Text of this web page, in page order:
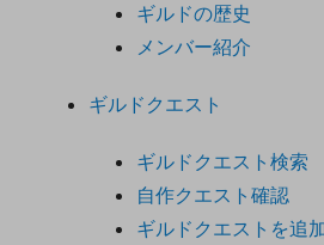
ギルドの歴史
メンバー紹介
ギルドクエスト
ギルドクエスト検索
自作クエスト確認
ギルドクエストを追